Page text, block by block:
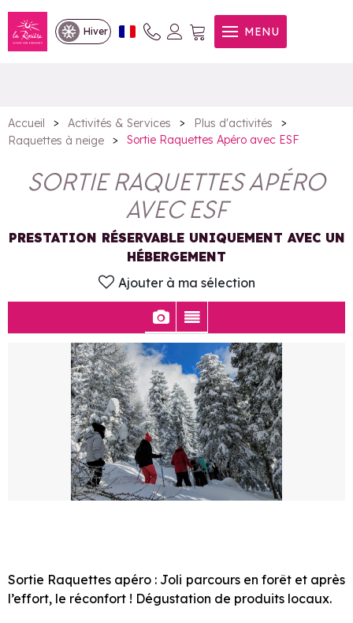
Hiver MENU
Sortie Raquettes Apéro avec
ESF
Accueil > Activités & Services > Plus d'activités
>
Raquettes à neige
> Sortie Raquettes Apéro avec ESF
SORTIE RAQUETTES APÉRO
AVEC ESF
PRESTATION RÉSERVABLE UNIQUEMENT AVEC UN
HÉBERGEMENT
Ajouter à ma sélection
Sortie Raquettes apéro : Joli parcours en forêt et après
l’effort, le réconfort ! Dégustation de produits locaux.